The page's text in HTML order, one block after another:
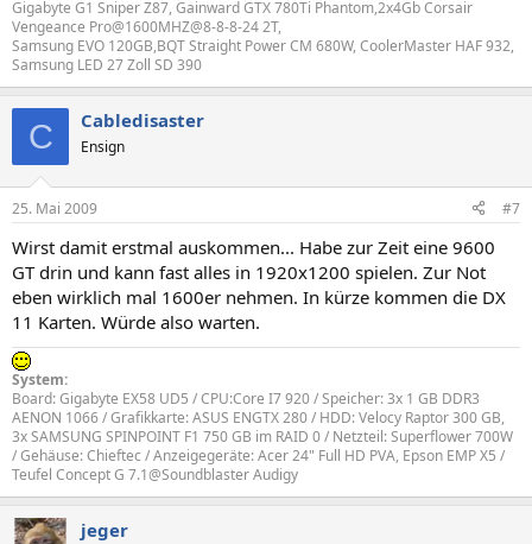
Gigabyte G1 Sniper Z87, Gainward GTX 780Ti Phantom,2x4Gb Corsair
Vengeance Pro@1600MHZ@8-8-8-24 2T,
Samsung EVO 120GB,BQT Straight Power CM 680W, CoolerMaster HAF 932,
Samsung LED 27 Zoll SD 390
C Cabledisaster
Ensign
25. Mai 2009 #7
Wirst damit erstmal auskommen... Habe zur Zeit eine 9600
GT drin und kann fast alles in 1920x1200 spielen. Zur Not
eben wirklich mal 1600er nehmen. In kürze kommen die DX
11 Karten. Würde also warten.
System:
Board: Gigabyte EX58 UD5 / CPU:Core I7 920 / Speicher: 3x 1 GB DDR3
AENON 1066 / Grafikkarte: ASUS ENGTX 280 / HDD: Velocy Raptor 300 GB,
3x SAMSUNG SPINPOINT F1 750 GB im RAID 0 / Netzteil: Superflower 700W
/ Gehäuse: Chieftec / Anzeigegeräte: Acer 24" Full HD PVA, Epson EMP X5 /
Teufel Concept G 7.1@Soundblaster Audigy
jeger